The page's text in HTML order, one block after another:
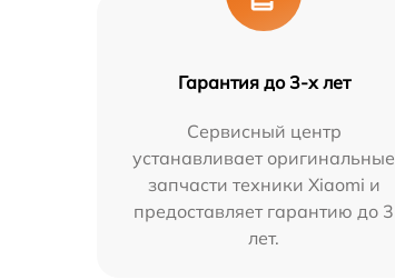
Гарантия до 3-х лет
Сервисный центр
устанавливает оригинальные
запчасти техники Xiaomi и
предоставляет гарантию до 3
лет.